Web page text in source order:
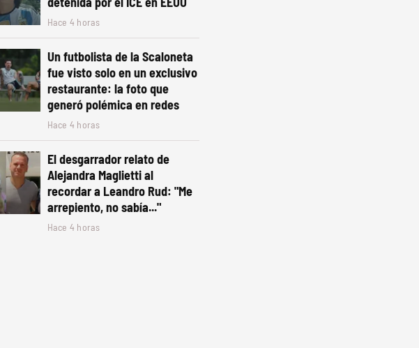
Hace 4 horas
Un futbolista de la Scaloneta
fue visto solo en un exclusivo
restaurante: la foto que
generó polémica en redes
Hace 4 horas
El desgarrador relato de
Alejandra Maglietti al
recordar a Leandro Rud: "Me
arrepiento, no sabía..."
Hace 4 horas